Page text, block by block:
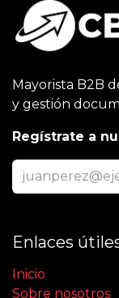
Mayorista B2B
y gestión
Regístrate a
Enlaces
Inicio
Sobre nosotros